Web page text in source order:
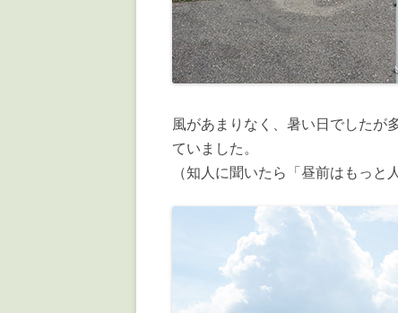
風があまりなく、暑い日でしたが
ていました。
（知人に聞いたら「昼前はもっと